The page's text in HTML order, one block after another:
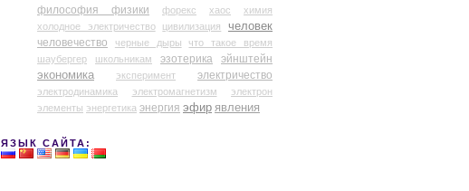
философия физики форекс хаос
химия
холодное электричество
цивилизация человек
человечество черные дыры
что такое время
шаубергер
школьникам эзотерика
эйнштейн
экономика
эксперимент электричество
электродинамика электромагнетизм
электрон
элементы энергетика энергия эфир явления
ЯЗЫК САЙТА: